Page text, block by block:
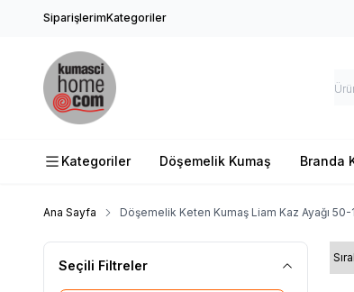
SiparişlerimKategoriler
Kategoriler Döşemelik Kumaş Branda
Ana Sayfa Döşemelik Keten Kumaş Liam Kaz Ayağı 50-
Seçili Filtreler